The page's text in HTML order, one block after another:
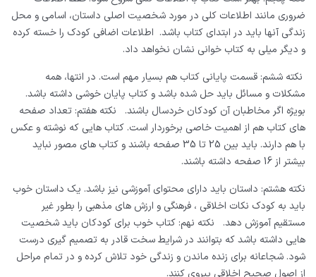
ضروری مانند اطلاعات کلی در مورد شخصیت اصلی داستان، اسامی و محل
زندگی آنها باید در ابتدای کتاب باشد. اطلاعات اضافی کودک را خسته کرده
و دیگر میلی به کتاب خوانی نشان نخواهد داد.
نکته ششم: قسمت پایانی کتاب هم بسیار مهم است. در انتها، همه
مشکلات و مسائل باید حل شده باشد و کتاب پایان خوشی داشته باشد.
بویژه اگر مخاطبان آن کودکان خردسال باشند.
نکته هفتم: تعداد صفحه
های کتاب هم از اهمیت خاصی برخوردار است. کتاب هایی که نوشته و عکس
با هم دارند. باید بین 25 تا 35 صفحه باشند و کتاب های مصور نباید
بیشتر از 16 صفحه داشته باشند.
نکته هشتم: داستان باید دارای محتوای آموزشی نیز باشد. یک داستان خوب
باید به کودک نکات اخلاقی ، فرهنگی و ارزش های مذهبی را بطور غیر
مستقیم آموزش دهد.
نکته نهم: کتاب خوب برای کودکان باید شخصیت
هایی داشته باشد که بتوانند در شرایط سخت قادر به تصمیم گیری درست
شود. شجاعانه برای زنده ماندن و زندگی خود تلاش کرده و در تمام مراحل
از اصول صحیح اخلاقی پیروی کنند.